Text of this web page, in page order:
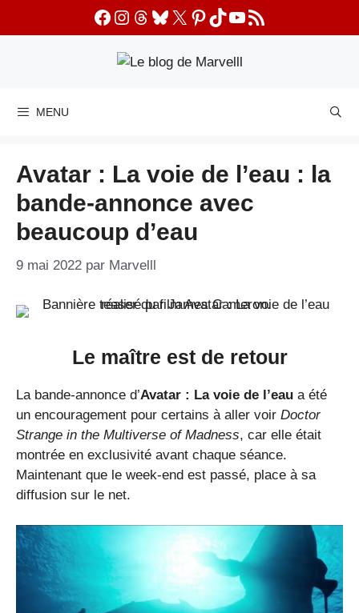
Facebook
Instagram
Threads
Bluesky
X Pinterest
TikTok
YouTube
Flux RSS
MENU
Avatar : La voie de l’eau : la
bande-annonce avec
beaucoup d’eau
9 mai 2022 par Marvelll
Le maître est de retour
La bande-annonce d’Avatar : La voie de l’eau a été
un encouragement pour certains à aller voir Doctor
Strange in the Multiverse of Madness, car elle était
montrée en exclusivité avant chaque séance.
Maintenant que le week-end est passé, place à sa
diffusion sur le net.